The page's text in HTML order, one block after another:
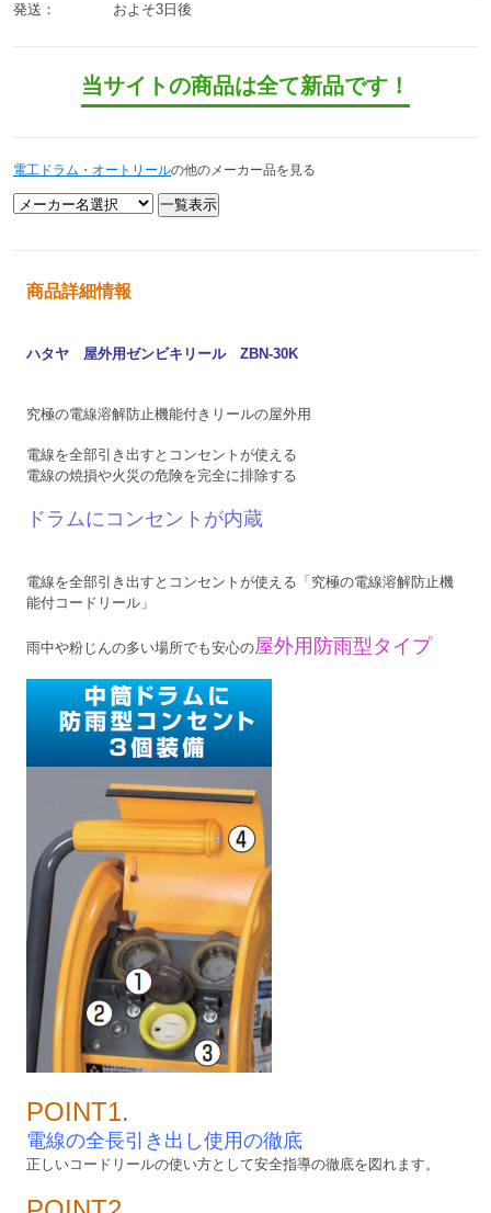
発送： およそ3日後
当サイトの商品は全て新品です！
電工ドラム・オートリールの他のメーカー品を見る
商品詳細情報
ハタヤ 屋外用ゼンビキリール ZBN-30K
究極の電線溶解防止機能付きリールの屋外用
電線を全部引き出すとコンセントが使える
電線の焼損や火災の危険を完全に排除する
ドラムにコンセントが内蔵
電線を全部引き出すとコンセントが使える「究極の電線溶解防止機
能付コードリール」
雨中や粉じんの多い場所でも安心の屋外用防雨型タイプ
POINT1.
電線の全長引き出し使用の徹底
正しいコードリールの使い方として安全指導の徹底を図れます。